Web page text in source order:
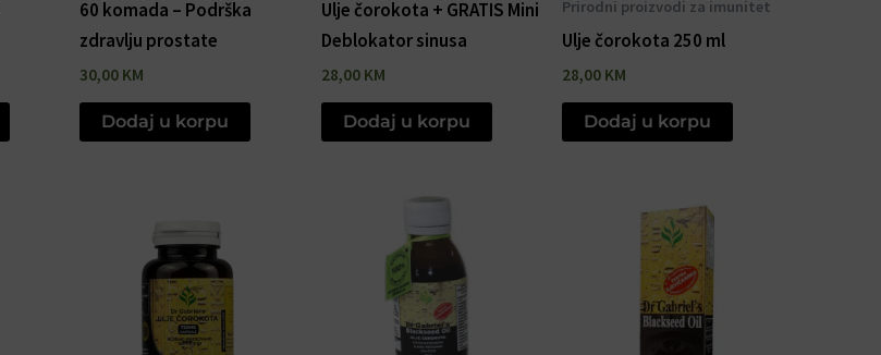
60 komada – Podrška
zdravlju prostate
30,00 KM
Dodaj u korpu
Ulje čorokota + GRATIS Mini
Deblokator sinusa
28,00 KM
Dodaj u korpu
Prirodni proizvodi za imunitet
Ulje čorokota 250 ml
28,00 KM
Dodaj u korpu